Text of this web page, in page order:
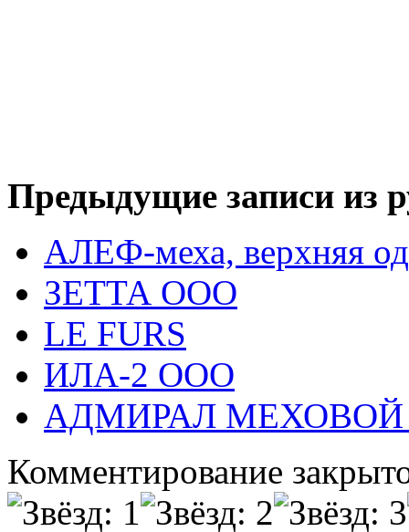
Предыдущие записи из
АЛЕФ-меха, верхняя
ЗЕТТА ООО
LE FURS
ИЛА-2 ООО
АДМИРАЛ МЕХОВОЙ
Комментирование